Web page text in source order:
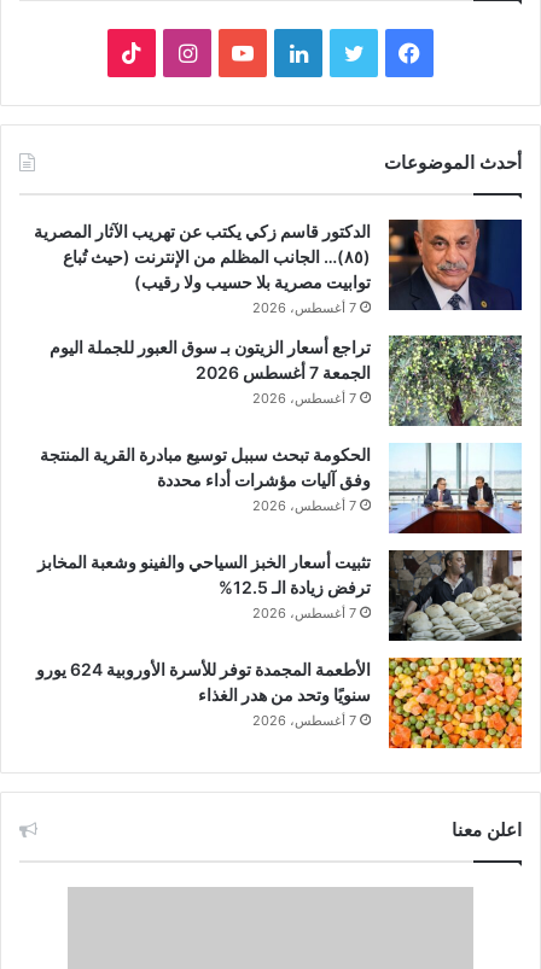
فيسبوك تويتر لينكدإنيوتيوبانستقرام
أحدث الموضوعات
الدكتور قاسم زكي يكتب عن تهريب الآثار المصرية
(٨٥)… الجانب المظلم من الإنترنت (حيث تُباع
توابيت مصرية بلا حسيب ولا رقيب)
7 أغسطس، 2026
تراجع أسعار الزيتون بـ سوق العبور للجملة اليوم
الجمعة 7 أغسطس 2026
7 أغسطس، 2026
الحكومة تبحث سببل توسيع مبادرة القرية المنتجة
وفق آليات مؤشرات أداء محددة
7 أغسطس، 2026
تثبيت أسعار الخبز السياحي والفينو وشعبة المخابز
ترفض زيادة الـ 12.5%
7 أغسطس، 2026
الأطعمة المجمدة توفر للأسرة الأوروبية 624 يورو
سنويًا وتحد من هدر الغذاء
7 أغسطس، 2026
اعلن معنا